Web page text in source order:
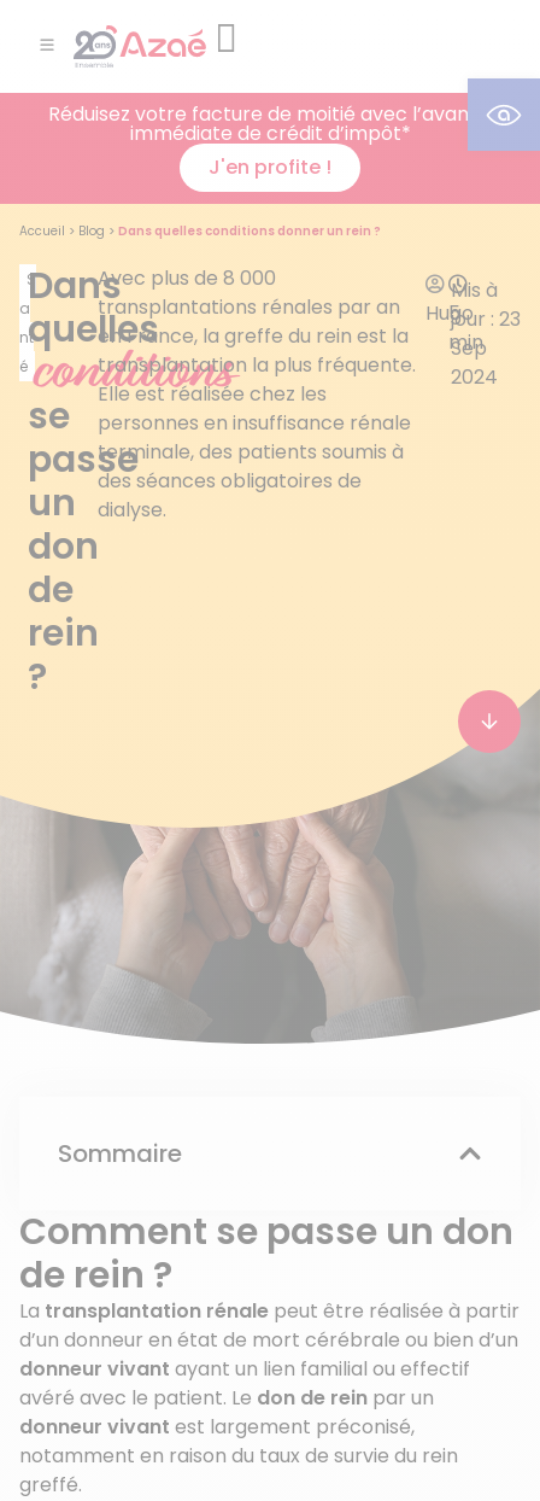
Réduisez votre facture de moitié avec l’avance
immédiate de crédit d’impôt*
J'en profite !
Accueil > Blog > Dans quelles conditions donner un rein ?
S
a
nt
é
Dans
quelles
conditions
se
passe
un
don
de
rein
?
Avec plus de 8 000
transplantations rénales par an
en France, la greffe du rein est la
transplantation la plus fréquente.
Elle est réalisée chez les
personnes en insuffisance rénale
terminale, des patients soumis à
des séances obligatoires de
dialyse.
Hugo
5
min
Mis à
jour : 23
Sep
2024
Sommaire
Comment se passe un don
de rein ?
La transplantation rénale peut être réalisée à partir
d’un donneur en état de mort cérébrale ou bien d’un
donneur vivant ayant un lien familial ou effectif
avéré avec le patient. Le don de rein par un
donneur vivant est largement préconisé,
notamment en raison du taux de survie du rein
greffé.